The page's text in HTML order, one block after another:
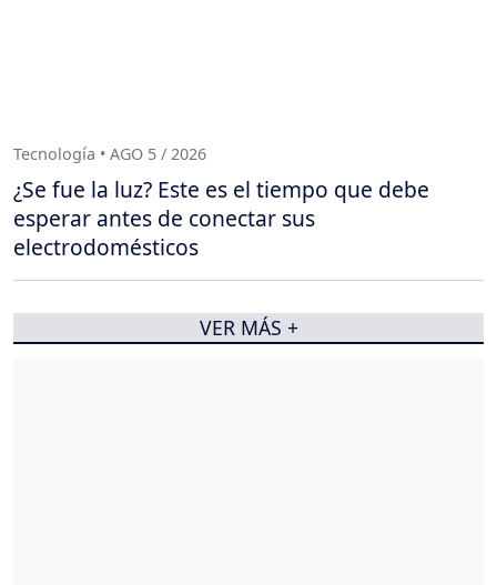
Tecnología • AGO 5 / 2026
¿Se fue la luz? Este es el tiempo que debe
esperar antes de conectar sus
electrodomésticos
VER MÁS +